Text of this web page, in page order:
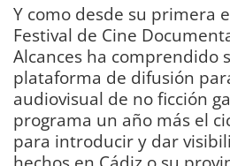
Y como desde su primera
Festival de Cine
Alcances ha comprendido
plataforma de difusión
audiovisual de no ficción
programa un año más el
para introducir y dar